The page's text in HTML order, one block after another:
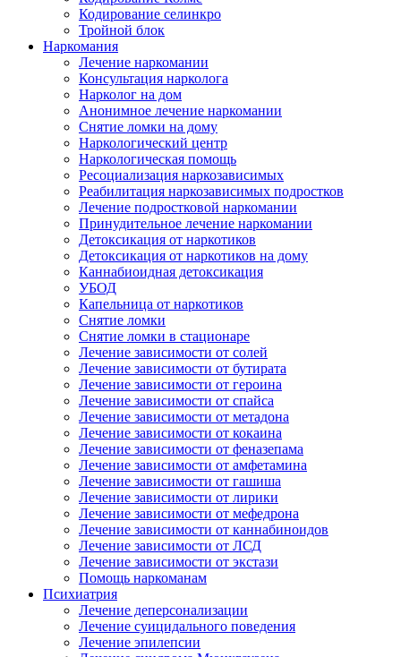
Кодирование селинкро
Тройной блок
Наркомания
Лечение наркомании
Консультация нарколога
Нарколог на дом
Анонимное лечение наркомании
Снятие ломки на дому
Наркологический центр
Наркологическая помощь
Ресоциализация наркозависимых
Реабилитация наркозависимых подростков
Лечение подростковой наркомании
Принудительное лечение наркомании
Детоксикация от наркотиков
Детоксикация от наркотиков на дому
Каннабиоидная детоксикация
УБОД
Капельница от наркотиков
Снятие ломки
Снятие ломки в стационаре
Лечение зависимости от солей
Лечение зависимости от бутирата
Лечение зависимости от героина
Лечение зависимости от спайса
Лечение зависимости от метадона
Лечение зависимости от кокаина
Лечение зависимости от феназепама
Лечение зависимости от амфетамина
Лечение зависимости от гашиша
Лечение зависимости от лирики
Лечение зависимости от мефедрона
Лечение зависимости от каннабиноидов
Лечение зависимости от ЛСД
Лечение зависимости от экстази
Помощь наркоманам
Психиатрия
Лечение деперсонализации
Лечение суицидального поведения
Лечение эпилепсии